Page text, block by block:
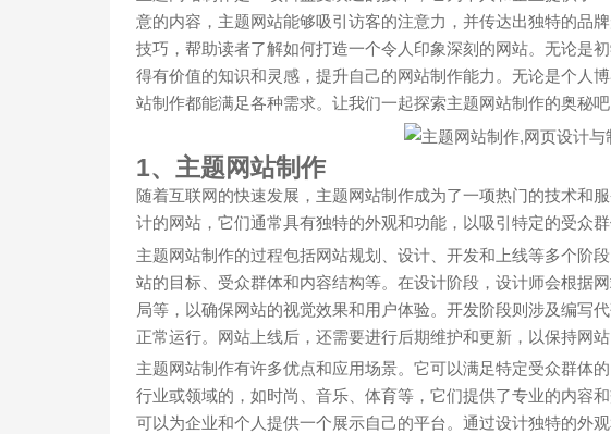
意的内容，主题网站能够吸引访客的注意力，并传达出独特的品
技巧，帮助读者了解如何打造一个令人印象深刻的网站。无论是
得有价值的知识和灵感，提升自己的网站制作能力。无论是个人
站制作都能满足各种需求。让我们一起探索主题网站制作的奥秘吧
1、主题网站制作
随着互联网的快速发展，主题网站制作成为了一项热门的技术和
计的网站，它们通常具有独特的外观和功能，以吸引特定的受众群
主题网站制作的过程包括网站规划、设计、开发和上线等多个阶
站的目标、受众群体和内容结构等。在设计阶段，设计师会根据
局等，以确保网站的视觉效果和用户体验。开发阶段则涉及编写
正常运行。网站上线后，还需要进行后期维护和更新，以保持网站
主题网站制作有许多优点和应用场景。它可以满足特定受众群体
行业或领域的，如时尚、音乐、体育等，它们提供了专业的内容
可以为企业和个人提供一个展示自己的平台。通过设计独特的外